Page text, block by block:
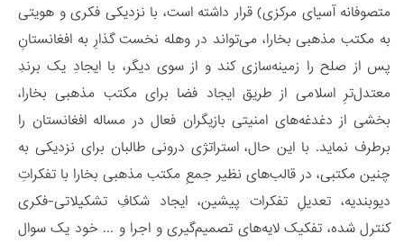
متصوفانه آسیای مرکزی) قرار داشته است، با نزدیکی فکری و هویتی
به مکتب مذهبی بخارا، می‌تواند در وهله نخست گذارِ به افغانستانِ
پس از صلح را زمینه‌سازی کند و از سوی دیگر، با ایجادِ یک برندِ
معتدل‌ترِ اسلامی از طریق ایجاد فضا برای مکتب مذهبی بخارا،
بخشی از دغدغه‌های امنیتی بازیگران فعال در مساله افغانستان را
برطرف نماید. با این حال، استراتژی درونی طالبان برای نزدیکی به
چنین مکتبی، در قالب‌های نظیر جمعِ مکتب مذهبی بخارا با تفکراتِ
دیوبندیه، تعدیلِ تفکرات پیشین، ایجاد شکافِ تشکیلاتی-فکری
کنترل شده، تفکیک لایه‌های تصمیم‌گیری و اجرا و ... خود یک سوال